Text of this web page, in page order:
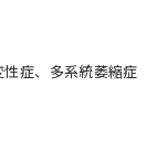
症、多系統萎縮症